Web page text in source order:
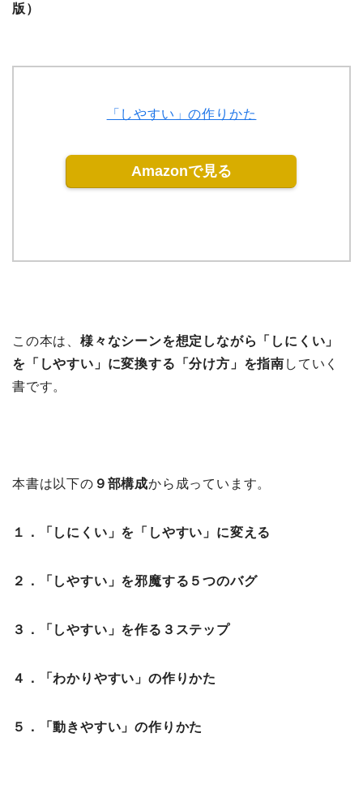
版）
「しやすい」の作りかた
Amazonで見る
この本は、 様々なシーンを想定しながら「しにくい」
を「しやすい」に変換する「分け方」を指南 していく
書です。
本書は以下の ９部構成から成っています。
１．「しにくい」を「しやすい」に変える
２．「しやすい」を邪魔する５つのバグ
３．「しやすい」を作る３ステップ
４．「わかりやすい」の作りかた
５．「動きやすい」の作りかた